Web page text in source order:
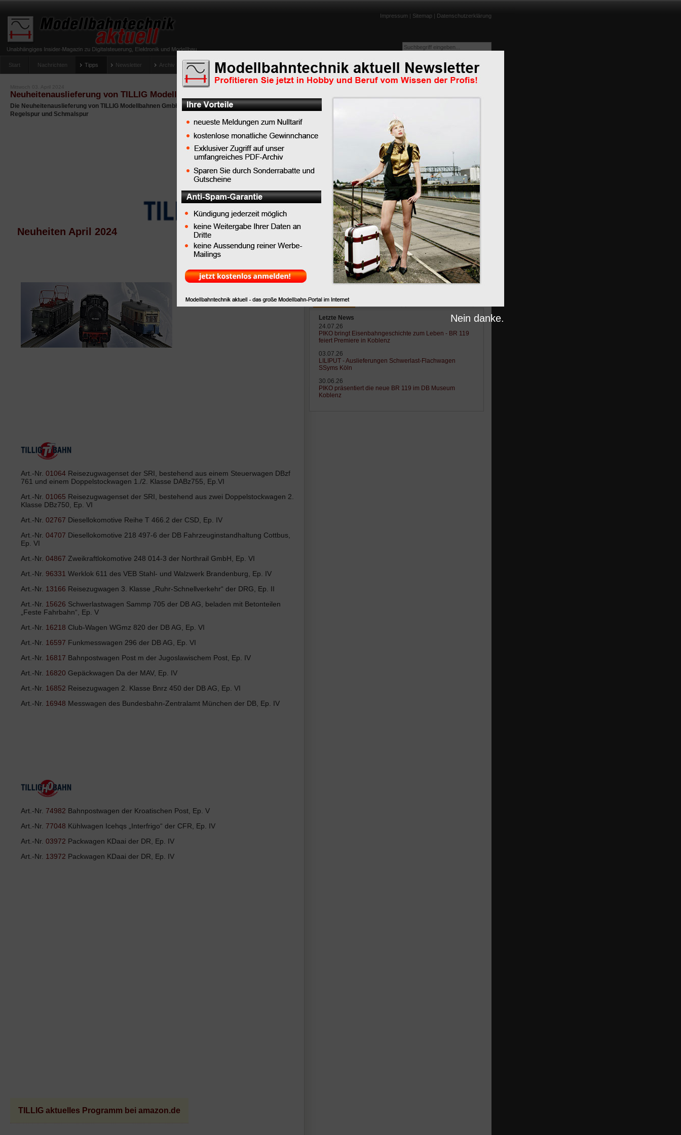
Impressum | Sitemap | Datenschutzerklärung
Start Nachrichten Tipps Newsletter Archiv Magazin Anlagenportraits Lexikon Tests Links Downloads Humor
Top-News
PIKO präsentiert die neue BR 119 im DB Museum
LILIPUT - Auslieferungen Schwerlast-Flachwagen
PIKO bringt Eisenbahngeschichte zum Leben - BR 119
feiert Premiere in Koblenz
Letzte News
Letzte News
24.07.26
PIKO bringt Eisenbahngeschichte zum Leben - BR 119
feiert Premiere in Koblenz
03.07.26
LILIPUT - Auslieferungen Schwerlast-Flachwagen
SSyms Köln
30.06.26
PIKO präsentiert die neue BR 119 im DB Museum
Koblenz
Mittwoch 03. April 2024
Neuheitenauslieferung von TILLIG Modellbahnen GmbH im April 2024
Die Neuheitenauslieferung von TILLIG Modellbahnen GmbH in den Nenngrößen TT und H0,
Regelspur und Schmalspur
Neuheiten April 2024
Art.-Nr. 01064 Reisezugwagenset der SRI, bestehend aus einem Steuerwagen DBzf
761 und einem Doppelstockwagen 1./2. Klasse DABz755, Ep.VI
Art.-Nr. 01065 Reisezugwagenset der SRI, bestehend aus zwei Doppelstockwagen 2.
Klasse DBz750, Ep. VI
Art.-Nr. 02767 Diesellokomotive Reihe T 466.2 der CSD, Ep. IV
Art.-Nr. 04707 Diesellokomotive 218 497-6 der DB Fahrzeuginstandhaltung Cottbus,
Ep. VI
Art.-Nr. 04867 Zweikraftlokomotive 248 014-3 der Northrail GmbH, Ep. VI
Art.-Nr. 96331 Werklok 611 des VEB Stahl- und Walzwerk Brandenburg, Ep. IV
Art.-Nr. 13166 Reisezugwagen 3. Klasse „Ruhr-Schnellverkehr“ der DRG, Ep. II
Art.-Nr. 15626 Schwerlastwagen Sammp 705 der DB AG, beladen mit Betonteilen
„Feste Fahrbahn“, Ep. V
Art.-Nr. 16218 Club-Wagen WGmz 820 der DB AG, Ep. VI
Art.-Nr. 16597 Funkmesswagen 296 der DB AG, Ep. VI
Art.-Nr. 16817 Bahnpostwagen Post m der Jugoslawischem Post, Ep. IV
Art.-Nr. 16820 Gepäckwagen Da der MAV, Ep. IV
Art.-Nr. 16852 Reisezugwagen 2. Klasse Bnrz 450 der DB AG, Ep. VI
Art.-Nr. 16948 Messwagen des Bundesbahn-Zentralamt München der DB, Ep. IV
Art.-Nr. 74982 Bahnpostwagen der Kroatischen Post, Ep. V
Art.-Nr. 77048 Kühlwagen Icehqs „Interfrigo“ der CFR, Ep. IV
Art.-Nr. 03972 Packwagen KDaai der DR, Ep. IV
Art.-Nr. 13972 Packwagen KDaai der DR, Ep. IV
TILLIG aktuelles Programm bei amazon.de
Nein danke.